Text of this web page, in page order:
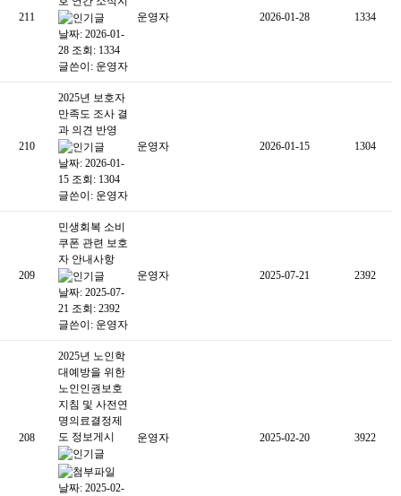
211
날짜: 2026-01-
28 조회: 1334
글쓴이: 운영자
운영자 2026-01-28 1334
210
2025년 보호자
만족도 조사 결
과 의견 반영
날짜: 2026-01-
15 조회: 1304
글쓴이: 운영자
운영자 2026-01-15 1304
209
민생회복 소비
쿠폰 관련 보호
자 안내사항
날짜: 2025-07-
21 조회: 2392
글쓴이: 운영자
운영자 2025-07-21 2392
208
2025년 노인학
대예방을 위한
노인인권보호
지침 및 사전연
명의료결정제
도 정보게시
날짜: 2025-02-
운영자 2025-02-20 3922